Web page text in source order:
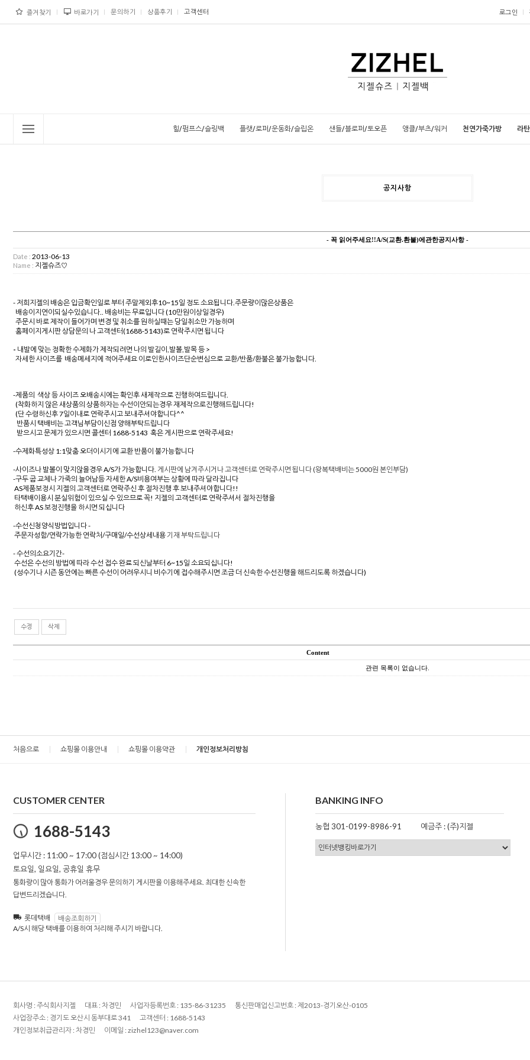
즐겨찾기 바로가기 문의하기 상품후기 고객센터 로그인
힐/펌프스/슬링백 플랫/로퍼/운동화/슬립온 샌들/블로퍼/토오픈 앵클/부츠/워커 천연가죽가방 라
공지사항
- 꼭 읽어주세요!!A/S(교환.환불)에관한공지사항 -
Date : 2013-06-13
Name : 지젤슈즈♡
- 저희지젤의 배송은 입금확인일로 부터 주말제외후10~15일 정도 소요됩니다.주문량이많은상품은
배송이지연이되실수있습니다.. 배송비는 무료입니다 (10만원이상일경우)
주문시 바로 제작이 들어가며 변경 및 취소를 원하실때는 당일취소만 가능하며
홈페이지게시판 상담문의 나 고객센터(1688-5143)로 연락주시면 됩니다
- 내발에 맞는 정확한 수제화가 제작되려면 나의 발길이,발볼,발목 등 >
자세한 사이즈를 배송메세지에 적어주세요 이로인한사이즈단순변심으로 교환/반품/환불은 불가능합니다.
-제품의 색상 등 사이즈 오배송시에는 확인후 새제작으로 진행하여드립니다.
(착화하지 않은 새상품의 상품하자는 수선이안되는경우 재제작으로진행해드립니다!
(단 수령하신후 7일이내로 연락주시고 보내주셔야합니다^^
반품시 택배비는 고객님부담이신점 양해부탁드립니다
받으시고 문제가 있으시면 콜센터 1688-5143 혹은 게시판으로 연락주세요!
-수제화특성상 1:1맞춤 오더이시기에 교환 반품이 불가능합니다
-사이즈나 발볼이 맞지않을경우 A/S가 가능합니다. 게시판에 남겨주시거나 고객센터로 연락주시면 됩니다 (왕복택배비는 5000원 본인부담)
-구두 굽 교체나 가죽의 늘어남등 자세한 A/S비용여부는 상황에 따라 달라집니다
AS제품보정시 지젤의 고객센터로 연락주신 후 절차진행 후 보내주셔야합니다!!
타택배이용시 분실위험이 있으실 수 있으므로 꼭! 지젤의 고객센터로 연락주셔서 절차진행을
하신후 AS 보정진행을 하시면 되십니다
-수선신청양식방법입니다 -
주문자성함/연락가능한 연락처/구매일/수선상세내용 기재 부탁드립니다
- 수선의소요기간-
수선은 수선의 방법에 따라 수선 접수 완료 되신날부터 6~15일 소요되십니다!
(성수기나 시즌 동안에는 빠른 수선이 어려우시니 비수기에 접수해주시면 조금 더 신속한 수선진행을해드리도록 하겠습니다)
수정 삭제
Content
관련 목록이 없습니다.
처음으로 쇼핑몰 이용안내 쇼핑몰 이용약관 개인정보처리방침
CUSTOMER CENTER
1688-5143
업무시간 : 11:00 ~ 17:00 (점심시간 13:00 ~ 14:00)
토요일, 일요일, 공휴일 휴무
통화량이 많아 통화가 어려울경우 문의하기 게시판을 이용해주세요. 최대한 신속한
답변드리겠습니다.
롯데택배
배송조회하기
A/S시 해당 택배를 이용하여 처리해 주시기 바랍니다.
BANKING INFO
농협 301-0199-8986-91 예금주 : (주)지젤
회사명 : 주식회사지젤 대표 : 차경민 사업자등록번호 : 135-86-31235 통신판매업신고번호 : 제2013-경기오산-0105
사업장주소 : 경기도 오산시 동부대로 341 고객센터 : 1688-5143
개인정보취급관리자 : 차경민 이메일 : zizhel123@naver.com